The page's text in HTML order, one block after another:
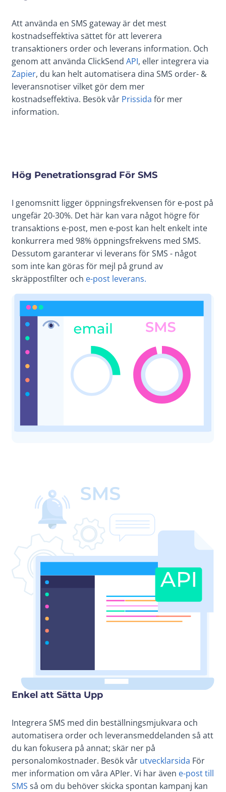
Att använda en SMS gateway är det mest
kostnadseffektiva sättet för att leverera
transaktioners order och leverans information. Och
genom att använda ClickSend API, eller integrera via
Zapier, du kan helt automatisera dina SMS order- &
leveransnotiser vilket gör dem mer
kostnadseffektiva. Besök vår Prissida för mer
information.
Hög Penetrationsgrad För SMS
I genomsnitt ligger öppningsfrekvensen för e-post på
ungefär 20-30%. Det här kan vara något högre för
transaktions e-post, men e-post kan helt enkelt inte
konkurrera med 98% öppningsfrekvens med SMS.
Dessutom garanterar vi leverans för SMS - något
som inte kan göras för mejl på grund av
skräppostfilter och e-post leverans.
Enkel att Sätta Upp
Integrera SMS med din beställningsmjukvara och
automatisera order och leveransmeddelanden så att
du kan fokusera på annat; skär ner på
personalomkostnader. Besök vår utvecklarsida För
mer information om våra APIer. Vi har även e-post till
SMS så om du behöver skicka spontan kampanj kan